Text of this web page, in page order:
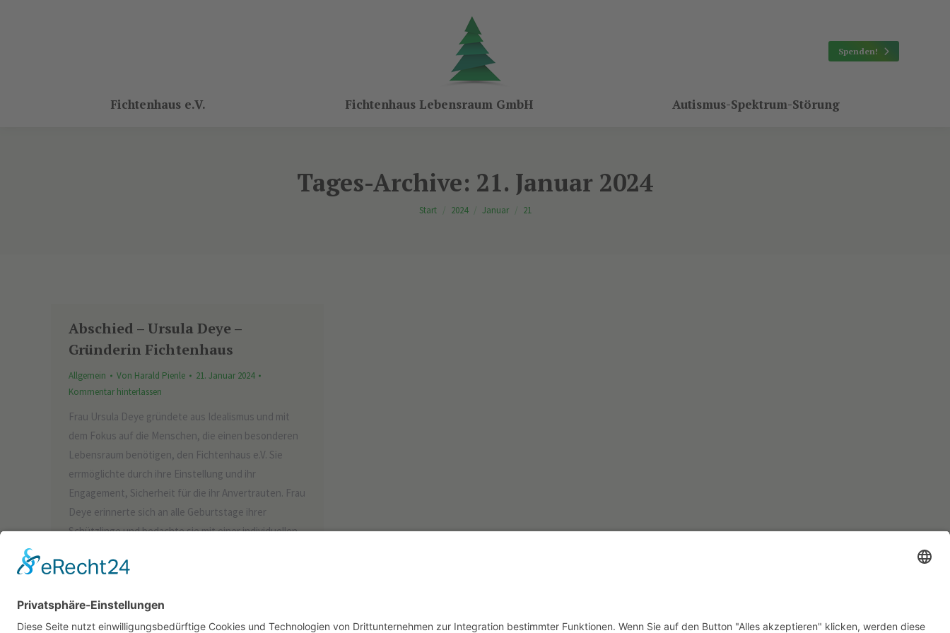
Spenden!
Fichtenhaus e.V. Fichtenhaus Lebensraum GmbH Autismus-Spektrum-Störung
Tages-Archive: 21. Januar 2024
Sie befinden sich hier:
Start 2024 Januar 21
Abschied – Ursula Deye –
Gründerin Fichtenhaus
Allgemein Von Harald Pienle
21. Januar 2024
Kommentar hinterlassen
Frau Ursula Deye gründete aus Idealismus und mit
dem Fokus auf die Menschen, die einen besonderen
Lebensraum benötigen, den Fichtenhaus e.V. Sie
errmöglichte durch ihre Einstellung und ihr
Engagement, Sicherheit für die ihr Anvertrauten. Frau
Deye erinnerte sich an alle Geburtstage ihrer
Schützlinge und bedachte sie mit einer individuellen